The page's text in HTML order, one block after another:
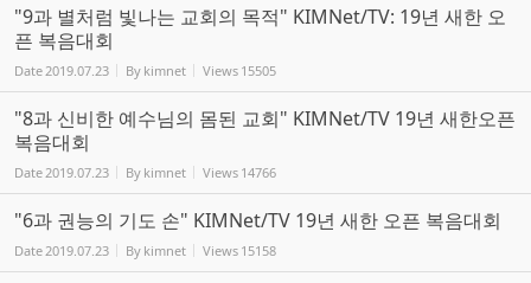
"9과 별처럼 빛나는 교회의 목적" KIMNet/TV: 19년 새한 오
픈 복음대회
Date 2019.07.23 By kimnet Views 15505
"8과 신비한 예수님의 몸된 교회" KIMNet/TV 19년 새한오픈
복음대회
Date 2019.07.23 By kimnet Views 14766
"6과 권능의 기도 손" KIMNet/TV 19년 새한 오픈 복음대회
Date 2019.07.23 By kimnet Views 15158